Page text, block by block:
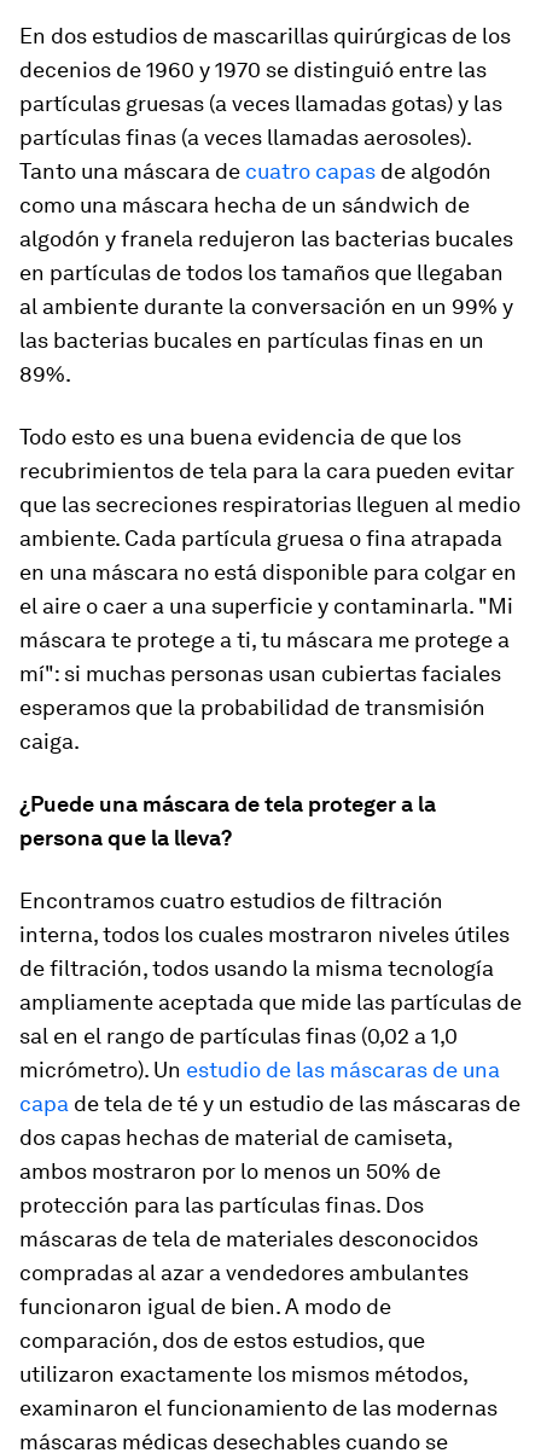
En dos estudios de mascarillas quirúrgicas de los
decenios de 1960 y 1970 se distinguió entre las
partículas gruesas (a veces llamadas gotas) y las
partículas finas (a veces llamadas aerosoles).
Tanto una máscara de cuatro capas de algodón
como una máscara hecha de un sándwich de
algodón y franela redujeron las bacterias bucales
en partículas de todos los tamaños que llegaban
al ambiente durante la conversación en un 99% y
las bacterias bucales en partículas finas en un
89%.
Todo esto es una buena evidencia de que los
recubrimientos de tela para la cara pueden evitar
que las secreciones respiratorias lleguen al medio
ambiente. Cada partícula gruesa o fina atrapada
en una máscara no está disponible para colgar en
el aire o caer a una superficie y contaminarla. "Mi
máscara te protege a ti, tu máscara me protege a
mí": si muchas personas usan cubiertas faciales
esperamos que la probabilidad de transmisión
caiga.
¿Puede una máscara de tela proteger a la
persona que la lleva?
Encontramos cuatro estudios de filtración
interna, todos los cuales mostraron niveles útiles
de filtración, todos usando la misma tecnología
ampliamente aceptada que mide las partículas de
sal en el rango de partículas finas (0,02 a 1,0
micrómetro). Un estudio de las máscaras de una
capa de tela de té y un estudio de las máscaras de
dos capas hechas de material de camiseta,
ambos mostraron por lo menos un 50% de
protección para las partículas finas. Dos
máscaras de tela de materiales desconocidos
compradas al azar a vendedores ambulantes
funcionaron igual de bien. A modo de
comparación, dos de estos estudios, que
utilizaron exactamente los mismos métodos,
examinaron el funcionamiento de las modernas
máscaras médicas desechables cuando se